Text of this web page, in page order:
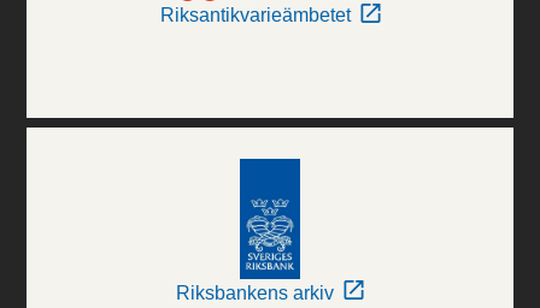
Riksantikvarieämbetet
Riksbankens arkiv